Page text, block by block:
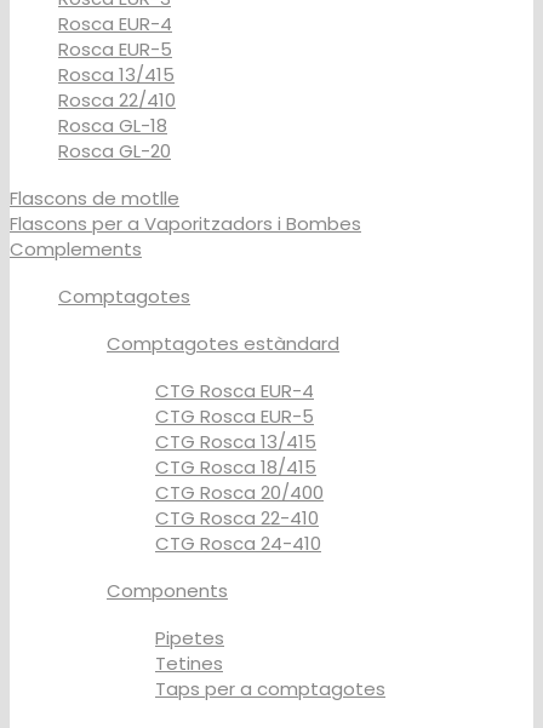
Rosca EUR-4
Rosca EUR-5
Rosca 13/415
Rosca 22/410
Rosca GL-18
Rosca GL-20
Flascons de motlle
Flascons per a Vaporitzadors i Bombes
Complements
Comptagotes
Comptagotes estàndard
CTG Rosca EUR-4
CTG Rosca EUR-5
CTG Rosca 13/415
CTG Rosca 18/415
CTG Rosca 20/400
CTG Rosca 22-410
CTG Rosca 24-410
Components
Pipetes
Tetines
Taps per a comptagotes